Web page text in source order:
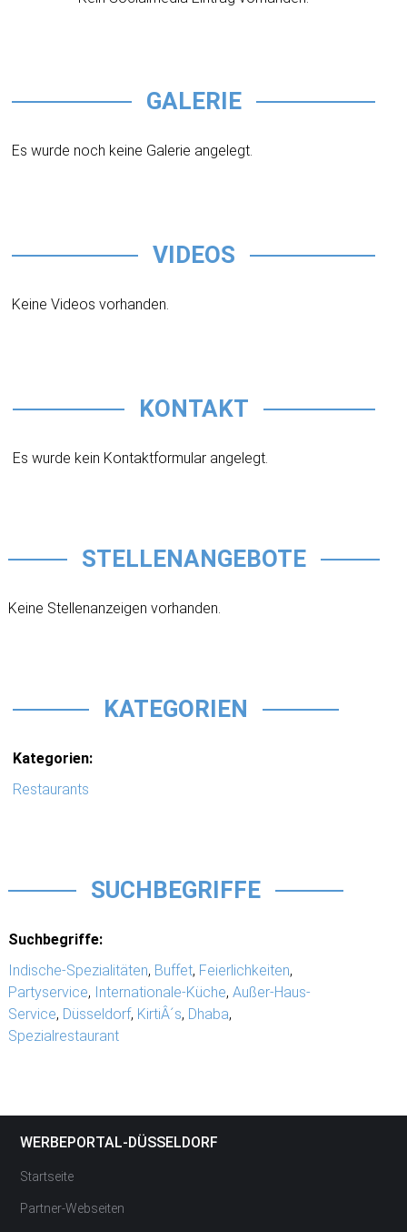
GALERIE
Es wurde noch keine Galerie angelegt.
VIDEOS
Keine Videos vorhanden.
KONTAKT
Es wurde kein Kontaktformular angelegt.
STELLENANGEBOTE
Keine Stellenanzeigen vorhanden.
KATEGORIEN
Kategorien:
Restaurants
SUCHBEGRIFFE
Suchbegriffe:
Indische-Spezialitäten, Buffet, Feierlichkeiten,
Partyservice, Internationale-Küche, Außer-Haus-
Service, Düsseldorf, KirtiÂ´s, Dhaba,
Spezialrestaurant
WERBEPORTAL-DÜSSELDORF
Startseite
Partner-Webseiten